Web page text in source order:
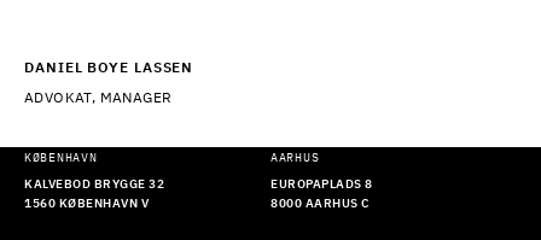
DANIEL BOYE LASSEN
ADVOKAT, MANAGER
KØBENHAVN
KALVEBOD BRYGGE 32
1560 KØBENHAVN V
AARHUS
EUROPAPLADS 8
8000 AARHUS C